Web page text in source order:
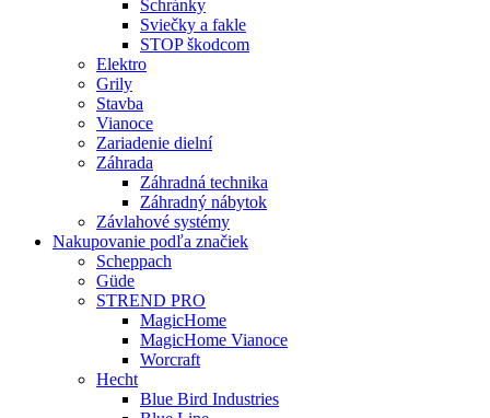
Schránky
Sviečky a fakle
STOP škodcom
Elektro
Grily
Stavba
Vianoce
Zariadenie dielní
Záhrada
Záhradná technika
Záhradný nábytok
Závlahové systémy
Nakupovanie podľa značiek
Scheppach
Güde
STREND PRO
MagicHome
MagicHome Vianoce
Worcraft
Hecht
Blue Bird Industries